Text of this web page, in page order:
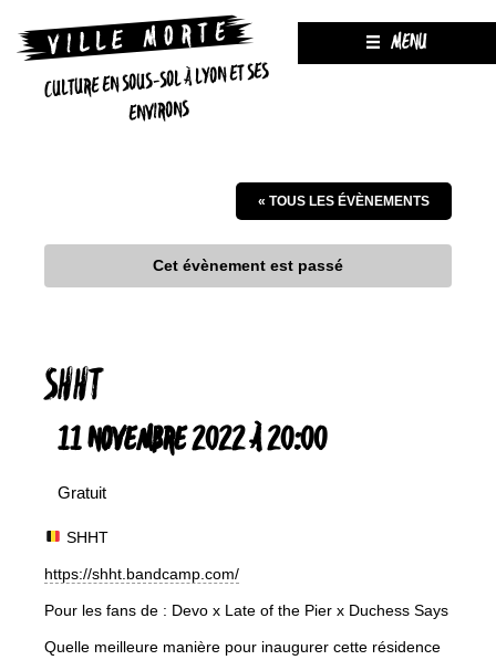
CULTURE EN SOUS-SOL À LYON ET SES
ENVIRONS
MENU
« TOUS LES ÉVÈNEMENTS
Cet évènement est passé
SHHT
11 NOVEMBRE 2022 À 20:00
Gratuit
SHHT
https://shht.bandcamp.com/
Pour les fans de : Devo x Late of the Pier x Duchess Says
Quelle meilleure manière pour inaugurer cette résidence